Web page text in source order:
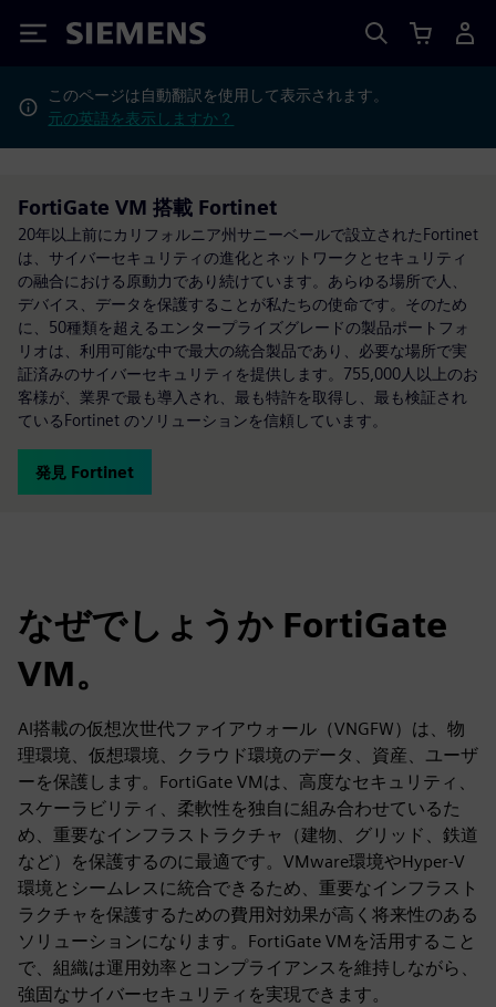
Siemens
このページは自動翻訳を使用して表示されます。
元の英語を表示しますか？
FortiGate VM 搭載 Fortinet
20年以上前にカリフォルニア州サニーベールで設立されたFortinet
は、サイバーセキュリティの進化とネットワークとセキュリティ
の融合における原動力であり続けています。あらゆる場所で人、
デバイス、データを保護することが私たちの使命です。そのため
に、50種類を超えるエンタープライズグレードの製品ポートフォ
リオは、利用可能な中で最大の統合製品であり、必要な場所で実
証済みのサイバーセキュリティを提供します。755,000人以上のお
客様が、業界で最も導入され、最も特許を取得し、最も検証され
ているFortinet のソリューションを信頼しています。
発見 Fortinet
なぜでしょうか FortiGate
VM。
AI搭載の仮想次世代ファイアウォール（VNGFW）は、物
理環境、仮想環境、クラウド環境のデータ、資産、ユーザ
ーを保護します。FortiGate VMは、高度なセキュリティ、
スケーラビリティ、柔軟性を独自に組み合わせているた
め、重要なインフラストラクチャ（建物、グリッド、鉄道
など）を保護するのに最適です。VMware環境やHyper-V
環境とシームレスに統合できるため、重要なインフラスト
ラクチャを保護するための費用対効果が高く将来性のある
ソリューションになります。FortiGate VMを活用すること
で、組織は運用効率とコンプライアンスを維持しながら、
強固なサイバーセキュリティを実現できます。